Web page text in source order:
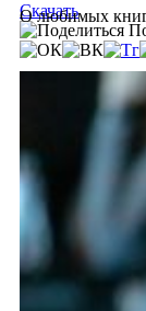
О любимых
Скачать